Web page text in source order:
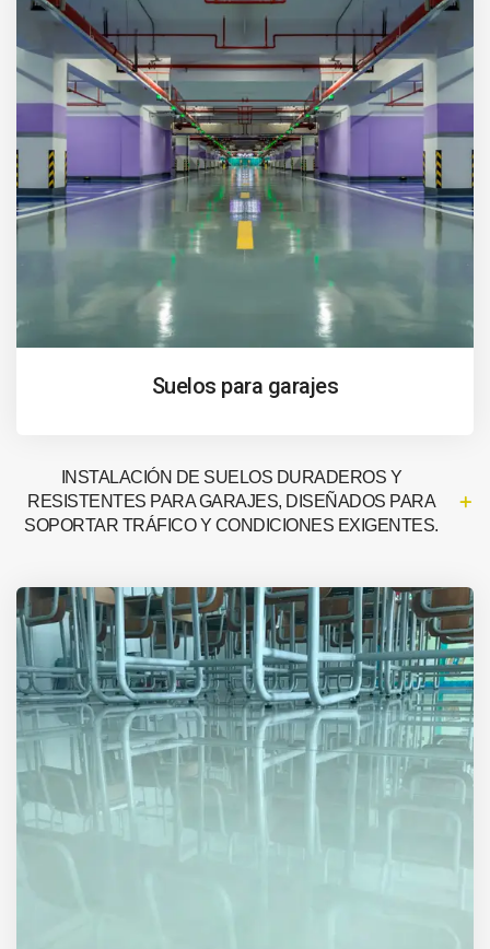
Suelos para garajes
INSTALACIÓN DE SUELOS DURADEROS Y
RESISTENTES PARA GARAJES, DISEÑADOS PARA
SOPORTAR TRÁFICO Y CONDICIONES EXIGENTES.